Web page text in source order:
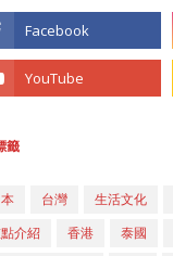
籤
台灣 生活文化
介紹
香港 泰國